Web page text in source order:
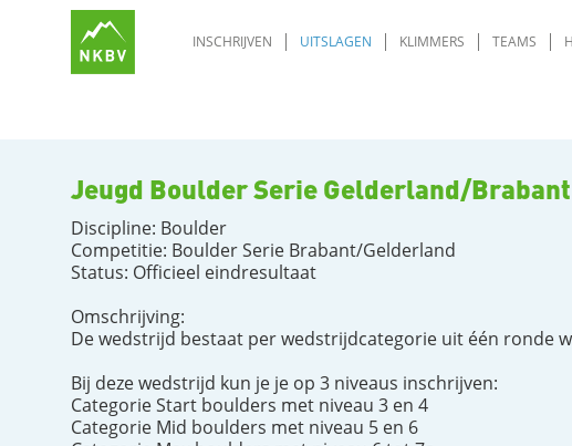
INSCHRIJVEN UITSLAGEN KLIMMERS TEAMS
Jeugd Boulder Serie Gelderland/
Discipline: Boulder
Competitie: Boulder Serie Brabant/Gelderland
Status: Officieel eindresultaat
Omschrijving:
De wedstrijd bestaat per wedstrijdcategorie uit één ronde
Bij deze wedstrijd kun je je op 3 niveaus inschrijven:
Categorie Start boulders met niveau 3 en 4
Categorie Mid boulders met niveau 5 en 6